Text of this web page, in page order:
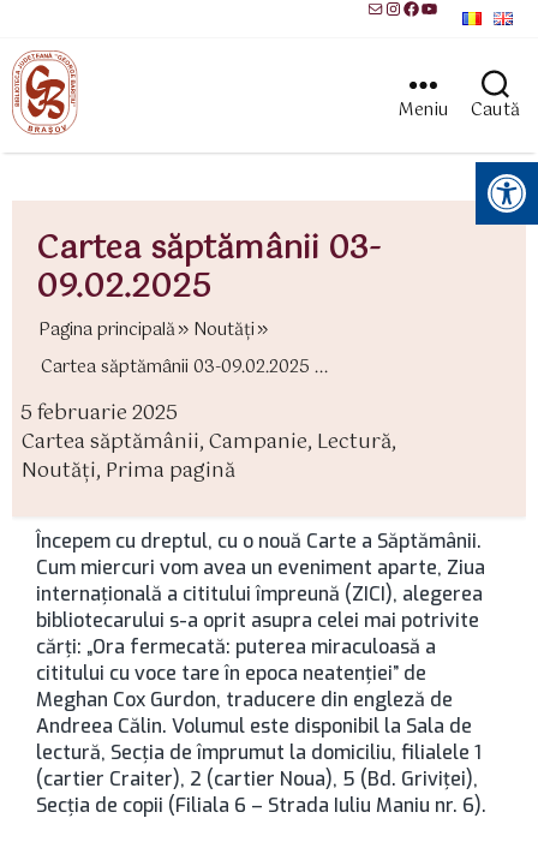
MailInstagram
Facebook
YouTube
Meniu Caută
Instrumente pentru accesibilitate
Cartea săptămânii 03-
09.02.2025
Pagina principală
Noutăți
Cartea săptămânii 03-09.02.2025 ...
5 februarie 2025
Cartea săptămânii,Campanie, Lectură,
Noutăți, Prima pagină
Începem cu dreptul, cu o nouă Carte a Săptămânii.
Cum miercuri vom avea un eveniment aparte, Ziua
internaţională a cititului împreună (ZICI), alegerea
bibliotecarului s-a oprit asupra celei mai potrivite
cărţi: „Ora fermecată: puterea miraculoasă a
cititului cu voce tare în epoca neatenţiei” de
Meghan Cox Gurdon, traducere din engleză de
Andreea Călin. Volumul este disponibil la Sala de
lectură, Secţia de împrumut la domiciliu, filialele 1
(cartier Craiter), 2 (cartier Noua), 5 (Bd. Griviţei),
Secţia de copii (Filiala 6 – Strada Iuliu Maniu nr. 6).